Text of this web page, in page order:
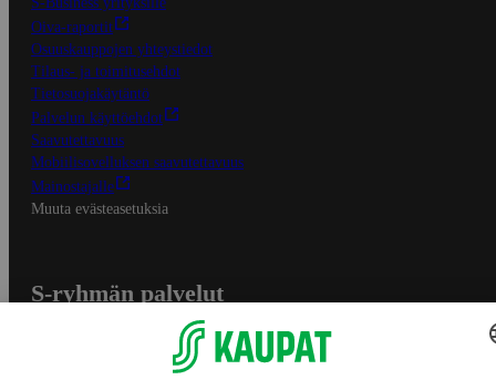
Oiva-raportit
Osuuskauppojen yhteystiedot
Tilaus- ja toimitusehdot
Tietosuojakäytäntö
Palvelun käyttöehdot
Saavutettavuus
Mobiilisovelluksen saavutettavuus
Mainostajalle
Muuta evästeasetuksia
S-ryhmän palvelut